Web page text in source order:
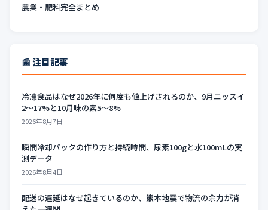
農業・肥料完全まとめ
📰 注目記事
冷凍食品はなぜ2026年に何度も値上げされるのか、9月ニッスイ
2〜17%と10月味の素5〜8%
2026年8月7日
瞬間冷却パックの作り方と持続時間、尿素100gと水100mLの実
測データ
2026年8月4日
配送の遅延はなぜ起きているのか、熊本地震で物流の余力が消